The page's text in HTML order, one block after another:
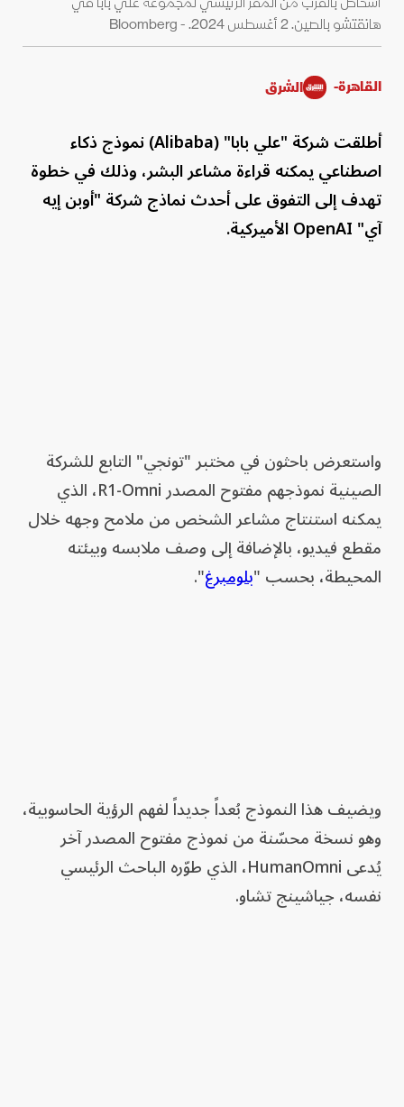
هانقتشو بالصين. 2 أغسطس 2024. - Bloomberg
القاهرة- الشرق
أطلقت شركة "علي بابا" (Alibaba) نموذج ذكاء
اصطناعي يمكنه قراءة مشاعر البشر، وذلك في خطوة
تهدف إلى التفوق على أحدث نماذج شركة "أوبن إيه
آي" OpenAI الأميركية.
واستعرض باحثون في مختبر "تونجي" التابع للشركة
الصينية نموذجهم مفتوح المصدر R1-Omni، الذي
يمكنه استنتاج مشاعر الشخص من ملامح وجهه خلال
مقطع فيديو، بالإضافة إلى وصف ملابسه وبيئته
المحيطة، بحسب "بلومبرغ".
ويضيف هذا النموذج بُعداً جديداً لفهم الرؤية الحاسوبية،
وهو نسخة محسّنة من نموذج مفتوح المصدر آخر
يُدعى HumanOmni، الذي طوّره الباحث الرئيسي
نفسه، جياشينج تشاو.